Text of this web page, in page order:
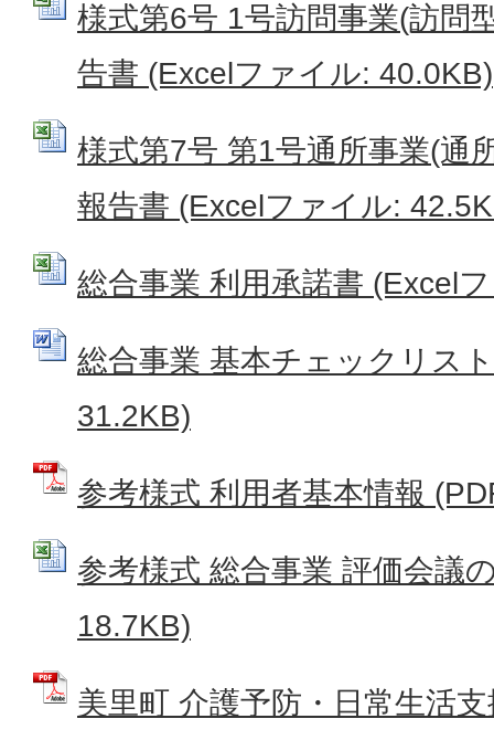
様式第6号 1号訪問事業(訪問
告書 (Excelファイル: 40.0KB)
様式第7号 第1号通所事業(通
報告書 (Excelファイル:
総合事業 利用承諾書 (Excel
総合事業 基本チェックリス
31.2KB)
参考様式 利用者基本情報
参考様式 総合事業 評価会議
18.7KB)
美里町 介護予防・日常生活